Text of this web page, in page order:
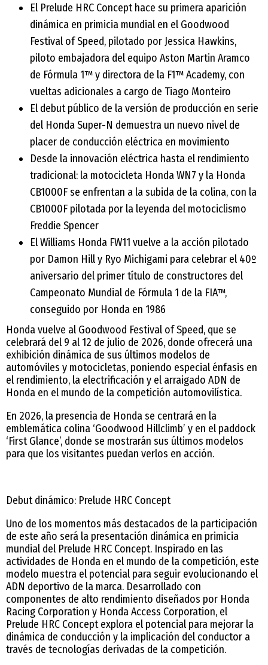
El Prelude HRC Concept hace su primera aparición
dinámica en primicia mundial en el Goodwood
Festival of Speed, pilotado por Jessica Hawkins,
piloto embajadora del equipo Aston Martin Aramco
de Fórmula 1™ y directora de la F1™ Academy, con
vueltas adicionales a cargo de Tiago Monteiro
El debut público de la versión de producción en serie
del Honda Super-N demuestra un nuevo nivel de
placer de conducción eléctrica en movimiento
Desde la innovación eléctrica hasta el rendimiento
tradicional: la motocicleta Honda WN7 y la Honda
CB1000F se enfrentan a la subida de la colina, con la
CB1000F pilotada por la leyenda del motociclismo
Freddie Spencer
El Williams Honda FW11 vuelve a la acción pilotado
por Damon Hill y Ryo Michigami para celebrar el 40º
aniversario del primer título de constructores del
Campeonato Mundial de Fórmula 1 de la FIA™,
conseguido por Honda en 1986
Honda vuelve al Goodwood Festival of Speed, que se
celebrará del 9 al 12 de julio de 2026, donde ofrecerá una
exhibición dinámica de sus últimos modelos de
automóviles y motocicletas, poniendo especial énfasis en
el rendimiento, la electrificación y el arraigado ADN de
Honda en el mundo de la competición automovilística.
En 2026, la presencia de Honda se centrará en la
emblemática colina ‘Goodwood Hillclimb’ y en el paddock
‘First Glance’, donde se mostrarán sus últimos modelos
para que los visitantes puedan verlos en acción.
Debut dinámico: Prelude HRC Concept
Uno de los momentos más destacados de la participación
de este año será la presentación dinámica en primicia
mundial del Prelude HRC Concept. Inspirado en las
actividades de Honda en el mundo de la competición, este
modelo muestra el potencial para seguir evolucionando el
ADN deportivo de la marca. Desarrollado con
componentes de alto rendimiento diseñados por Honda
Racing Corporation y Honda Access Corporation, el
Prelude HRC Concept explora el potencial para mejorar la
dinámica de conducción y la implicación del conductor a
través de tecnologías derivadas de la competición.